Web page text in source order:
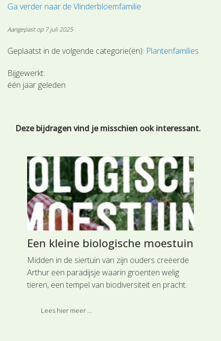
Ga verder naar de Vlinderbloemfamilie
Aangepast op 7 juli 2025
Geplaatst in de volgende categorie(ën): Plantenfamilies
Bijgewerkt:
één jaar geleden
Deze bijdragen vind je misschien ook interessant.
Een kleine biologische moestuin
Midden in de siertuin van zijn ouders creëerde
Arthur een paradijsje waarin groenten welig
tieren, een tempel van biodiversiteit en pracht.
graag met je delen. Geïnspireerd op methoden
Lees hier meer ...